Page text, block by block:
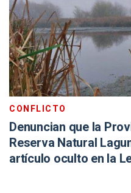
CONFLICTO
Denuncian que la
Reserva Natural
artículo oculto en la